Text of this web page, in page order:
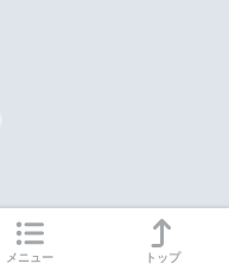
メニュー トップ